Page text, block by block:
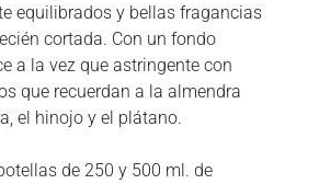
equilibrados y bellas fragancias
cortada. Con un fondo
a la vez que astringente con
que recuerdan a la almendra
el hinojo y el plátano.
de 250 y 500 ml. de